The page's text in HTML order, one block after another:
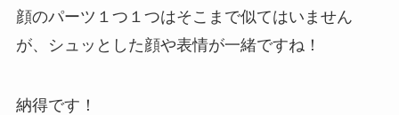
顔のパーツ１つ１つはそこまで似てはいません
が、シュッとした顔や表情が一緒ですね！
納得です！